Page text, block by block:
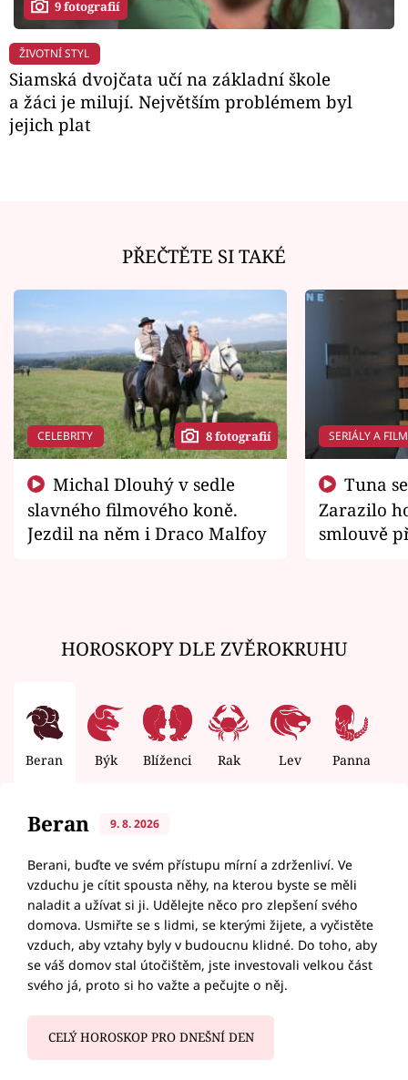
9 fotografií
ŽIVOTNÍ STYL
Siamská dvojčata učí na základní škole
a žáci je milují. Největším problémem byl
jejich plat
PŘEČTĚTE SI TAKÉ
CELEBRITY 8 fotografií
slavného filmového koně.
Jezdil na něm i Draco Malfoy
SERIÁLY A
Zarazilo
smlouvě
HOROSKOPY DLE ZVĚROKRUHU
Beran Býk Blíženci Rak Lev Panna
Beran 9. 8. 2026
Berani, buďte ve svém přístupu mírní a zdrženliví. Ve
vzduchu je cítit spousta něhy, na kterou byste se měli
naladit a užívat si ji. Udělejte něco pro zlepšení svého
domova. Usmiřte se s lidmi, se kterými žijete, a vyčistěte
vzduch, aby vztahy byly v budoucnu klidné. Do toho, aby
se váš domov stal útočištěm, jste investovali velkou část
svého já, proto si ho važte a pečujte o něj.
CELÝ HOROSKOP PRO DNEŠNÍ DEN